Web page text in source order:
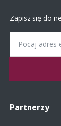
Zapisz się do
Partnerzy